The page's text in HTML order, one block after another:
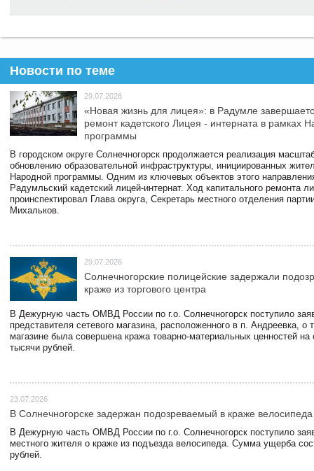
Новости по теме
29.07.2026
«Новая жизнь для лицея»: в Радумле
ремонт кадетского Лицея - интерната в рамках
программы
В городском округе Солнечногорск продолжается реализация
обновлению образовательной инфраструктуры, инициированных
Народной программы. Одним из ключевых объектов этого
Радумльский кадетский лицей-интернат. Ход капитального ремонта
проинспектировал Глава округа, Секретарь местного отделения
Михальков.
29.07.2026
Солнечногорские полицейские задержали
краже из торгового центра
В Дежурную часть ОМВД России по г.о. Солнечногорск поступило
представителя сетевого магазина, расположенного в п. Андреевка, о
магазине была совершена кража товарно-материальных ценностей
тысячи рублей.
23.07.2026
В Солнечногорске задержан подозреваемый в краже велосипеда
В Дежурную часть ОМВД России по г.о. Солнечногорск поступило
местного жителя о краже из подъезда велосипеда. Сумма ущерба
рублей.